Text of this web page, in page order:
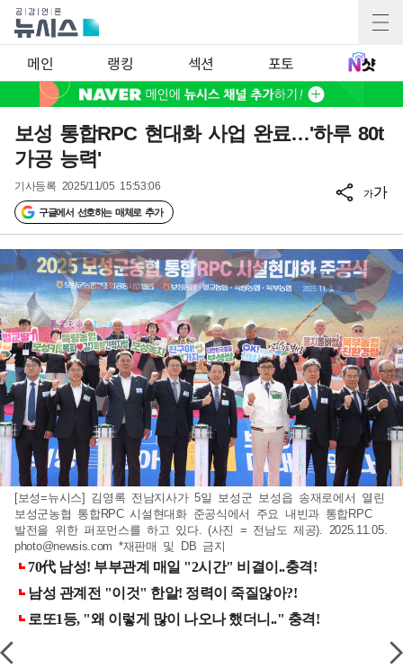
메인 랭킹 섹션 포토
보성 통합RPC 현대화 사업 완료…'하루 80t
가공 능력'
기사등록 2025/11/05 15:53:06
구글에서 선호하는 매체로 추가
가가
[보성=뉴시스] 김영록 전남지사가 5일 보성군 보성읍 송재로에서 열린
보성군농협 통합RPC 시설현대화 준공식에서 주요 내빈과 통합RPC
발전을 위한 퍼포먼스를 하고 있다. (사진 = 전남도 제공). 2025.11.05.
photo@newsis.com *재판매 및 DB 금지